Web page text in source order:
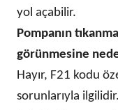
yol açabilir.
Pompanın
görünmesine
Hayır, F21 kodu
sorunlarıyla